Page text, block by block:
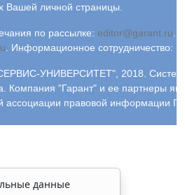
Вашей личной страницы.
по рассылке: editor@garant.ru
Информационное сотрудничество:
УНИВЕРСИТЕТ", 2018.
Компания "Гарант" и ее партнеры
ассоциации правовой информации
данные